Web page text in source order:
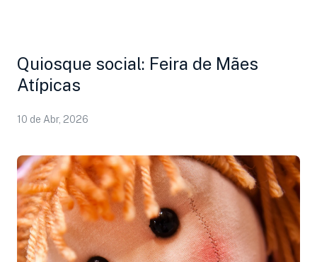
Quiosque social: Feira de Mães
Atípicas
10 de Abr, 2026